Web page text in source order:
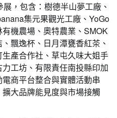
，包含：樹德半山夢工廠、
集元果觀光工廠、YoGo
機農場、奧特農業、SMOK
飄逸杯、日月潭甕香紅茶、
產合作社、草屯久味大姐手
工坊、有限責任南投縣印加
商平台整合與實體活動串
大品牌能見度與市場接觸